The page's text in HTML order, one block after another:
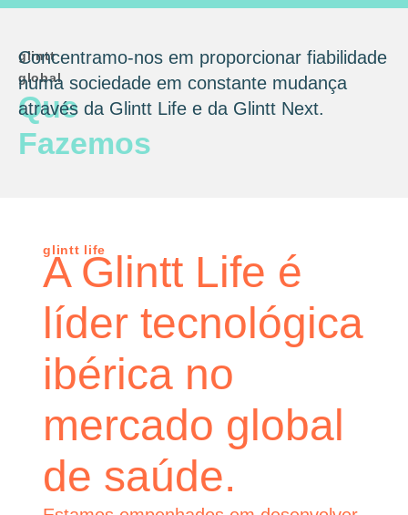
glintt
global
Que
Fazemos
Concentramo-nos em proporcionar fiabilidade
numa sociedade em constante mudança
através da Glintt Life e da Glintt Next.
glintt life
A Glintt Life é
líder tecnológica
ibérica no
mercado global
de saúde.